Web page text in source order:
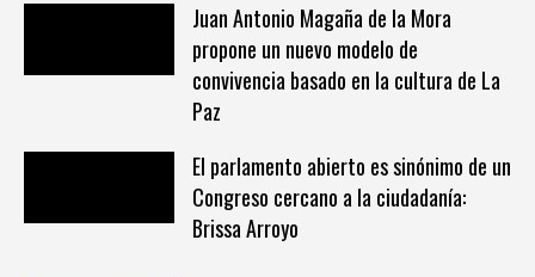
Juan Antonio Magaña de la Mora
propone un nuevo modelo de
convivencia basado en la cultura de La
Paz
El parlamento abierto es sinónimo de un
Congreso cercano a la ciudadanía:
Brissa Arroyo